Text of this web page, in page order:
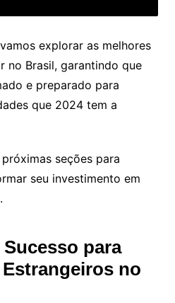
explorar as melhores
no Brasil, garantindo que
e preparado para
que 2024 tem a
seções para
seu investimento em
para
no